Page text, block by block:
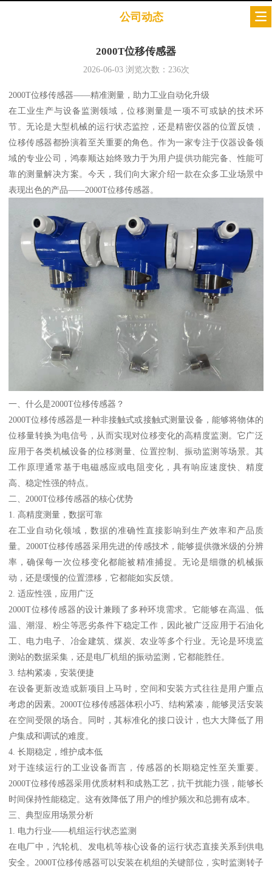
公司动态
2000T位移传感器
2026-06-03浏览次数： 236次
2000T位移传感器——精准测量，助力工业自动化升级
在工业生产与设备监测领域，位移测量是一项不可或缺的技术环
节。无论是大型机械的运行状态监控，还是精密仪器的位置反馈，
位移传感器都扮演着至关重要的角色。作为一家专注于仪器设备领
域的专业公司，鸿泰顺达始终致力于为用户提供功能完备、性能可
靠的测量解决方案。今天，我们向大家介绍一款在众多工业场景中
表现出色的产品——2000T位移传感器。
一、什么是2000T位移传感器？
2000T位移传感器是一种非接触式或接触式测量设备，能够将物体的
位移量转换为电信号，从而实现对位移变化的高精度监测。它广泛
应用于各类机械设备的位移测量、位置控制、振动监测等场景。其
工作原理通常基于电磁感应或电阻变化，具有响应速度快、精度
高、稳定性强的特点。
二、2000T位移传感器的核心优势
1. 高精度测量，数据可靠
在工业自动化领域，数据的准确性直接影响到生产效率和产品质
量。2000T位移传感器采用先进的传感技术，能够提供微米级的分辨
率，确保每一次位移变化都能被精准捕捉。无论是细微的机械振
动，还是缓慢的位置漂移，它都能如实反馈。
2. 适应性强，应用广泛
2000T位移传感器的设计兼顾了多种环境需求。它能够在高温、低
温、潮湿、粉尘等恶劣条件下稳定工作，因此被广泛应用于石油化
工、电力电子、冶金建筑、煤炭、农业等多个行业。无论是环境监
测站的数据采集，还是电厂机组的振动监测，它都能胜任。
3. 结构紧凑，安装便捷
在设备更新改造或新项目上马时，空间和安装方式往往是用户重点
考虑的因素。2000T位移传感器体积小巧、结构紧凑，能够灵活安装
在空间受限的场合。同时，其标准化的接口设计，也大大降低了用
户集成和调试的难度。
4. 长期稳定，维护成本低
对于连续运行的工业设备而言，传感器的长期稳定性至关重要。
2000T位移传感器采用优质材料和成熟工艺，抗干扰能力强，能够长
时间保持性能稳定。这有效降低了用户的维护频次和总拥有成本。
三、典型应用场景分析
1. 电力行业——机组运行状态监测
在电厂中，汽轮机、发电机等核心设备的运行状态直接关系到供电
安全。2000T位移传感器可以安装在机组的关键部位，实时监测转子